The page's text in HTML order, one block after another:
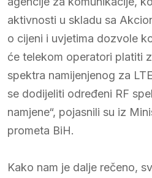
aktivnosti u skladu sa
o cijeni i uvjetima dozvole
će telekom operatori platiti
spektra namijenjenog za
se dodijeliti određeni RF
namjene“, pojasnili su iz
prometa BiH.
Kako nam je dalje rečeno,